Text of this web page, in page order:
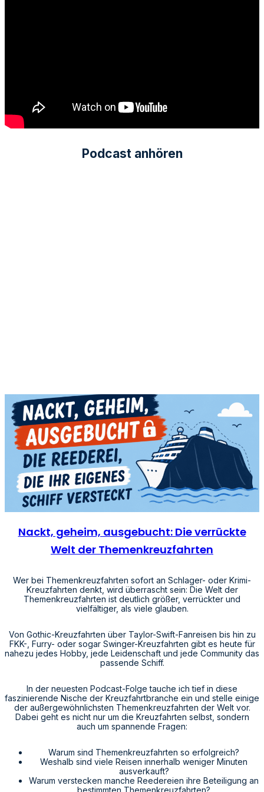
Podcast anhören
Nackt, geheim, ausgebucht: Die verrückte
Welt der Themenkreuzfahrten
Wer bei Themenkreuzfahrten sofort an Schlager- oder Krimi-
Kreuzfahrten denkt, wird überrascht sein: Die Welt der
Themenkreuzfahrten ist deutlich größer, verrückter und
vielfältiger, als viele glauben.
Von Gothic-Kreuzfahrten über Taylor-Swift-Fanreisen bis hin zu
FKK-, Furry- oder sogar Swinger-Kreuzfahrten gibt es heute für
nahezu jedes Hobby, jede Leidenschaft und jede Community das
passende Schiff.
In der neuesten Podcast-Folge tauche ich tief in diese
faszinierende Nische der Kreuzfahrtbranche ein und stelle einige
der außergewöhnlichsten Themenkreuzfahrten der Welt vor.
Dabei geht es nicht nur um die Kreuzfahrten selbst, sondern
auch um spannende Fragen:
Warum sind Themenkreuzfahrten so erfolgreich?
Weshalb sind viele Reisen innerhalb weniger Minuten
ausverkauft?
Warum verstecken manche Reedereien ihre Beteiligung an
bestimmten Themenkreuzfahrten?